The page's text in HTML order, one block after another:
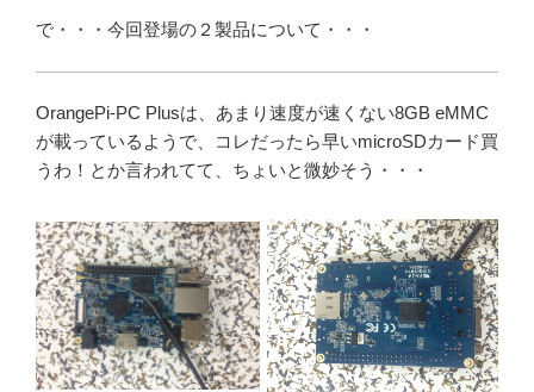
で・・・今回登場の２製品について・・・
OrangePi-PC Plusは、あまり速度が速くない8GB eMMC
が載っているようで、コレだったら早いmicroSDカード買
うわ！とか言われてて、ちょいと微妙そう・・・